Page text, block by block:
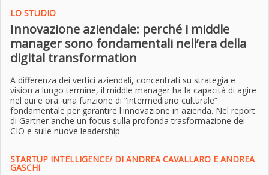
LO STUDIO
Innovazione aziendale: perché i middle
manager sono fondamentali nell’era della
digital transformation
A differenza dei vertici aziendali, concentrati su strategia e
vision a lungo termine, il middle manager ha la capacità di agire
nel qui e ora: una funzione di “intermediario culturale”
fondamentale per garantire l'innovazione in azienda. Nel report
di Gartner anche un focus sulla profonda trasformazione dei
CIO e sulle nuove leadership
STARTUP INTELLIGENCE/ DI ANDREA CAVALLARO E ANDREA
GASCHI